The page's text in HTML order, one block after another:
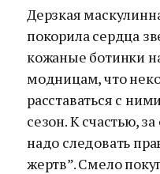
Дерзкая
покорила сердца
кожаные ботинки
модницам, что
расставаться с
сезон. К счастью,
надо следовать
жертв”. Смело